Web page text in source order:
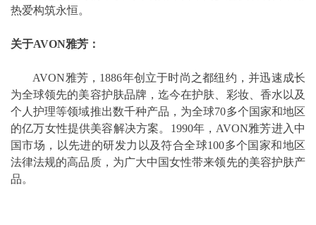
热爱构筑永恒。
关于AVON雅芳：
AVON雅芳，1886年创立于时尚之都纽约，并迅速成长
为全球领先的美容护肤品牌，迄今在护肤、彩妆、香水以及
个人护理等领域推出数千种产品，为全球70多个国家和地区
的亿万女性提供美容解决方案。1990年，AVON雅芳进入中
国市场，以先进的研发力以及符合全球100多个国家和地区
法律法规的高品质，为广大中国女性带来领先的美容护肤产
品。